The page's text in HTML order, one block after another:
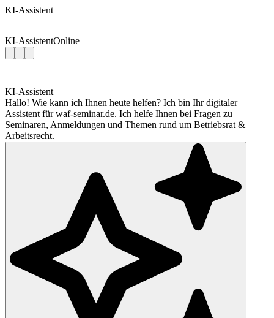
KI-Assistent
KI-AssistentOnline
KI-Assistent
Hallo! Wie kann ich Ihnen heute helfen? Ich bin Ihr digitaler
Assistent für waf-seminar.de. Ich helfe Ihnen bei Fragen zu
Seminaren, Anmeldungen und Themen rund um Betriebsrat &
Arbeitsrecht.